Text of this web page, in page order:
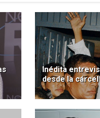
Inédita
desde la